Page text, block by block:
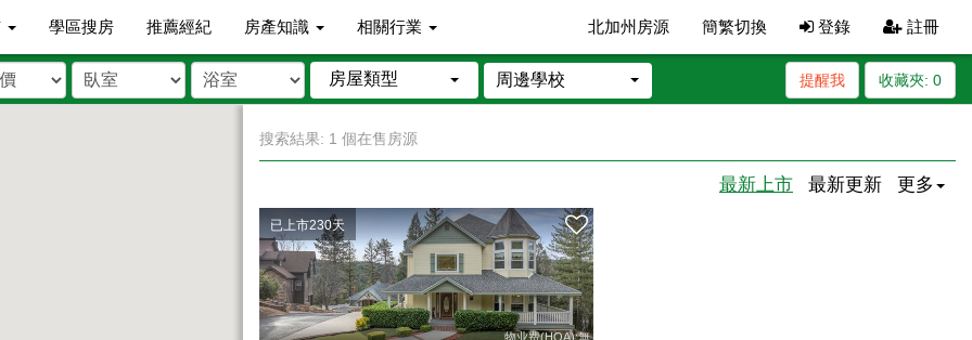
學區搜房 推薦經紀 房產知識 相關行業 北加州房源 簡繁切換 登錄 註冊
房屋類型 周邊學校 收藏夾: 0
提醒我
搜索結果: 1 個在售房源
最新上市 最新更新 更多
已上市230天
物业费(HOA):無